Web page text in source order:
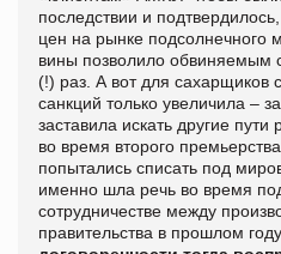
последствии и
цен на рынке подсолнечного
вины позволило обвиняемым
(!) раз. А вот для сахарщиков
санкций только увеличила –
заставила искать другие
во время второго
попытались списать под
именно шла речь во время
сотрудничестве между
правительства в прошлом году.